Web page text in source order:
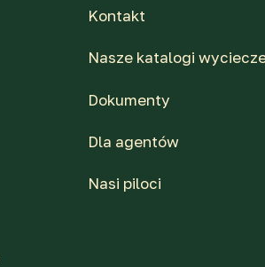
Kontakt
Nasze katalogi
Dokumenty
Dla agentów
Nasi piloci